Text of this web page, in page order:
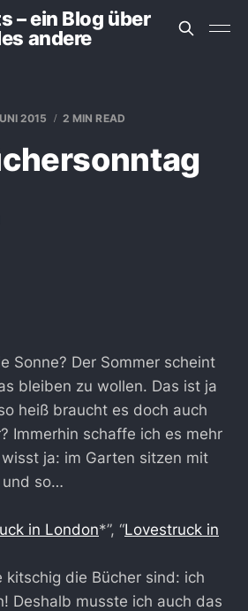
– ein Blog über
andere
2015 2 MIN READ
Sonne? Der Sommer scheint
bleiben zu wollen. Das ist ja
heiß braucht es doch auch
Immerhin schaffe ich es mehr
ja: im Garten sitzen mit
und so…
in London*”, “Lovestruck in
kitschig die Bücher sind: ich
Deshalb musste ich auch das